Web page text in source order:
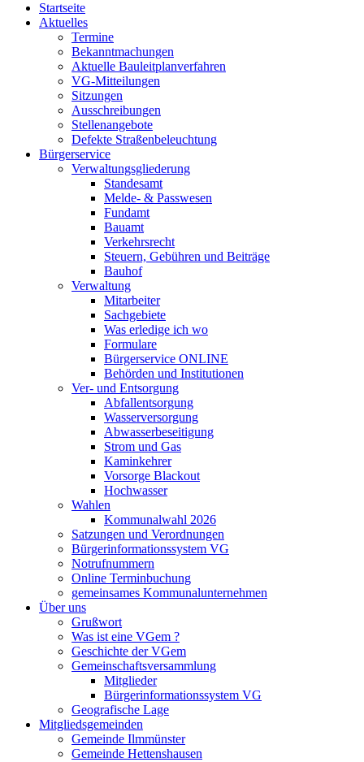
Startseite
Aktuelles
Termine
Bekanntmachungen
Aktuelle Bauleitplanverfahren
VG-Mitteilungen
Sitzungen
Ausschreibungen
Stellenangebote
Defekte Straßenbeleuchtung
Bürgerservice
Verwaltungsgliederung
Standesamt
Melde- & Passwesen
Fundamt
Bauamt
Verkehrsrecht
Steuern, Gebühren und Beiträge
Bauhof
Verwaltung
Mitarbeiter
Sachgebiete
Was erledige ich wo
Formulare
Bürgerservice ONLINE
Behörden und Institutionen
Ver- und Entsorgung
Abfallentsorgung
Wasserversorgung
Abwasserbeseitigung
Strom und Gas
Kaminkehrer
Vorsorge Blackout
Hochwasser
Wahlen
Kommunalwahl 2026
Satzungen und Verordnungen
Bürgerinformationssystem VG
Notrufnummern
Online Terminbuchung
gemeinsames Kommunalunternehmen
Über uns
Grußwort
Was ist eine VGem ?
Geschichte der VGem
Gemeinschaftsversammlung
Mitglieder
Bürgerinformationssystem VG
Geografische Lage
Mitgliedsgemeinden
Gemeinde Ilmmünster
Gemeinde Hettenshausen